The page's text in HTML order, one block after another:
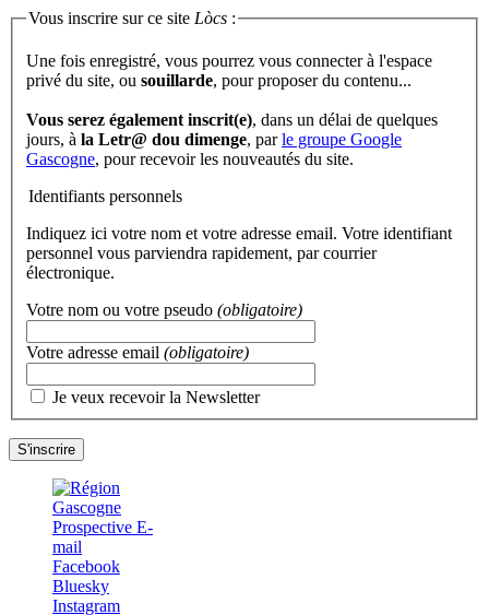
Vous inscrire sur ce site Lòcs :
Une fois enregistré, vous pourrez vous connecter à l'espace
privé du site, ou souillarde , pour proposer du contenu...
Vous serez également inscrit(e), dans un délai de quelques
jours, à la Letr@ dou dimenge, parle groupe Google
Gascogne, pour recevoir les nouveautés du site.
Identifiants personnels
Indiquez ici votre nom et votre adresse email. Votre identifiant
personnel vous parviendra rapidement, par courrier
électronique.
Votre nom ou votre pseudo (obligatoire)
Votre adresse email (obligatoire)
Je veux recevoir la Newsletter